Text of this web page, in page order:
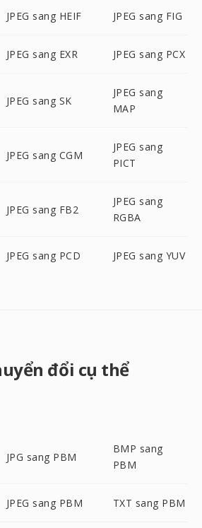
JPEG sang HEIF JPEG sang FIG
JPEG sang EXR JPEG sang PCX
JPEG sang SK
JPEG sang
MAP
JPEG sang CGM
JPEG sang
PICT
JPEG sang FB2
JPEG sang
RGBA
JPEG sang PCD JPEG sang YUV
đổi cụ thể
JPG sang PBM
BMP sang
PBM
JPEG sang PBM TXT sang PBM